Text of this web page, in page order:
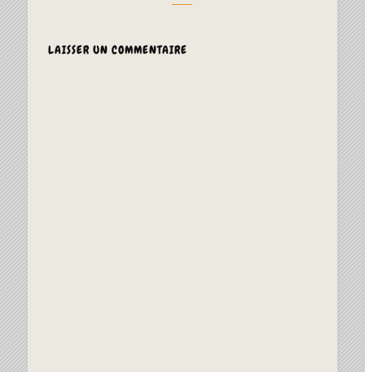
LAISSER UN COMMENTAIRE